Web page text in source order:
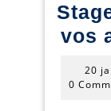
vos
20
0